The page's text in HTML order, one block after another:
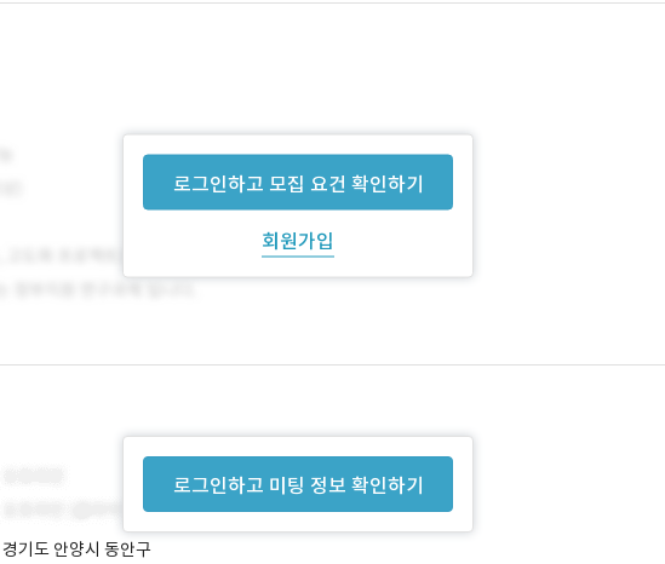
로그인하고 모집 요건 확인하기
회원가입
로그인하고 미팅 정보 확인하기
경기도 안양시 동안구